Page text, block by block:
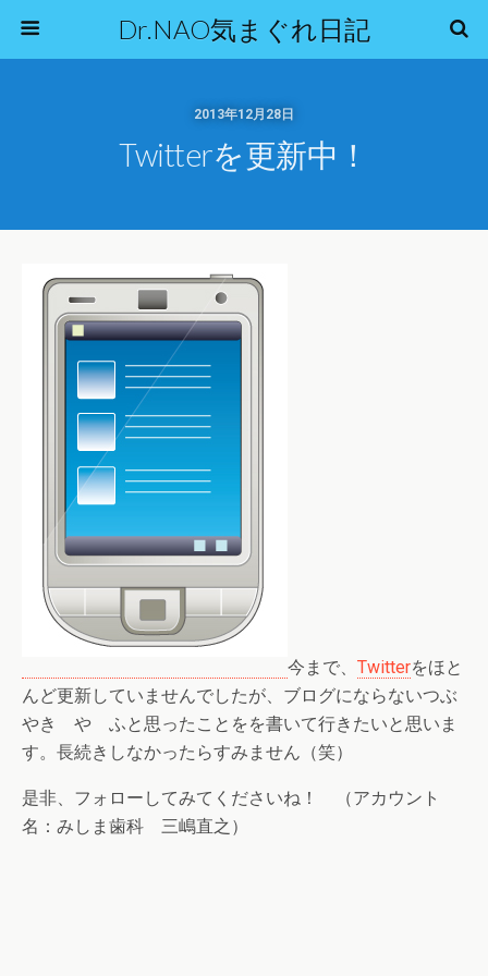
Dr.NAO気まぐれ日記
2013年12月28日
Twitterを更新中！
今まで、 Twitterをほと
んど更新していませんでしたが、ブログにならないつぶ
やき や ふと思ったことをを書いて行きたいと思いま
す。長続きしなかったらすみません（笑）
是非、フォローしてみてくださいね！ （アカウント
名：みしま歯科 三嶋直之）